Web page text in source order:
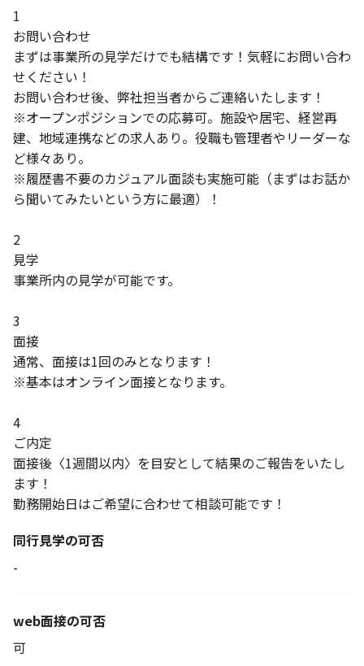
1
お問い合わせ
まずは事業所の見学だけでも結構です！気軽にお問い合わ
せください！
お問い合わせ後、弊社担当者からご連絡いたします！
※オープンポジションでの応募可。施設や居宅、経営再
建、地域連携などの求人あり。役職も管理者やリーダーな
ど様々あり。
※履歴書不要のカジュアル面談も実施可能（まずはお話か
ら聞いてみたいという方に最適）！
2
見学
事業所内の見学が可能です。
3
面接
通常、面接は1回のみとなります！
※基本はオンライン面接となります。
4
ご内定
面接後〈1週間以内〉を目安として結果のご報告をいたし
ます！
勤務開始日はご希望に合わせて相談可能です！
同行見学の可否
-
web面接の可否
可